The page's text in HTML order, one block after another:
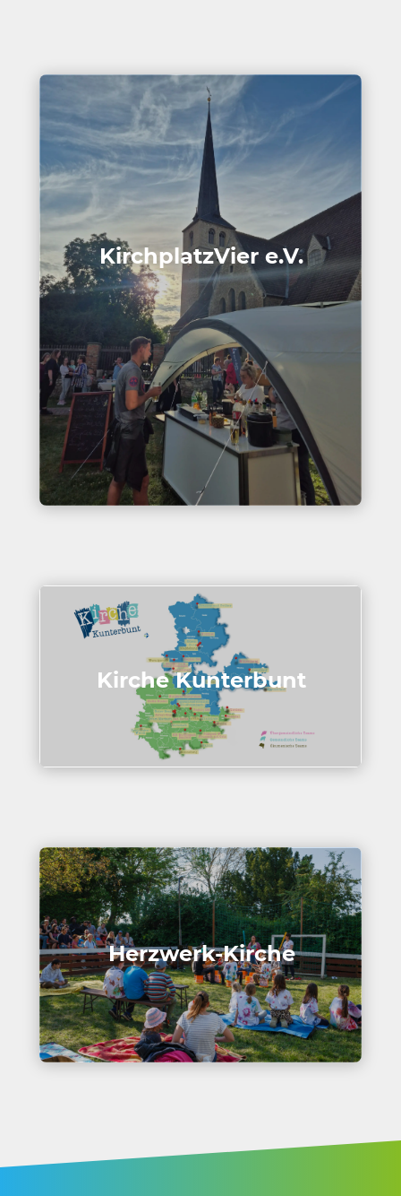
Kirch­platz­Vier e.V.
Kirche Kunter­bunt
Herz­werk-Kirche